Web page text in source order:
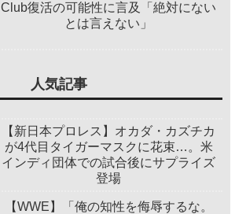
Club復活の可能性に言及「絶対にない
とは言えない」
人気記事
【新日本プロレス】オカダ・カズチカ
が4代目タイガーマスクに花束…。米
インディ団体での試合後にサプライズ
登場
【WWE】「俺の知性を侮辱するな。